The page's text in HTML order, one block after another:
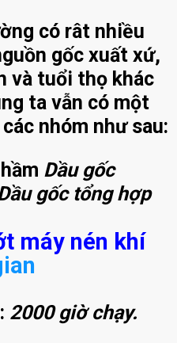
có rât nhiều
gốc xuất xứ,
và tuổi thọ khác
ta vẫn có một
nhóm như sau:
Dầu gốc
gốc tổng hợp
máy nén khí
2000 giờ chạy.